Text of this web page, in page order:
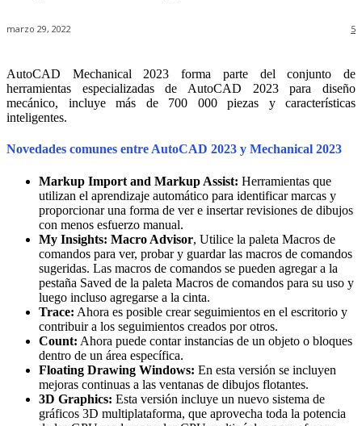
marzo 29, 2022 5
AutoCAD Mechanical 2023 forma parte del conjunto de
herramientas especializadas de AutoCAD 2023 para diseño
mecánico, incluye más de 700 000 piezas y características
inteligentes.
Novedades comunes entre AutoCAD 2023 y Mechanical 2023
Markup Import and Markup Assist: Herramientas que
utilizan el aprendizaje automático para identificar marcas y
proporcionar una forma de ver e insertar revisiones de dibujos
con menos esfuerzo manual.
My Insights: Macro Advisor, Utilice la paleta Macros de
comandos para ver, probar y guardar las macros de comandos
sugeridas. Las macros de comandos se pueden agregar a la
pestaña Saved de la paleta Macros de comandos para su uso y
luego incluso agregarse a la cinta.
Trace: Ahora es posible crear seguimientos en el escritorio y
contribuir a los seguimientos creados por otros.
Count: Ahora puede contar instancias de un objeto o bloques
dentro de un área específica.
Floating Drawing Windows: En esta versión se incluyen
mejoras continuas a las ventanas de dibujos flotantes.
3D Graphics: Esta versión incluye un nuevo sistema de
gráficos 3D multiplataforma, que aprovecha toda la potencia